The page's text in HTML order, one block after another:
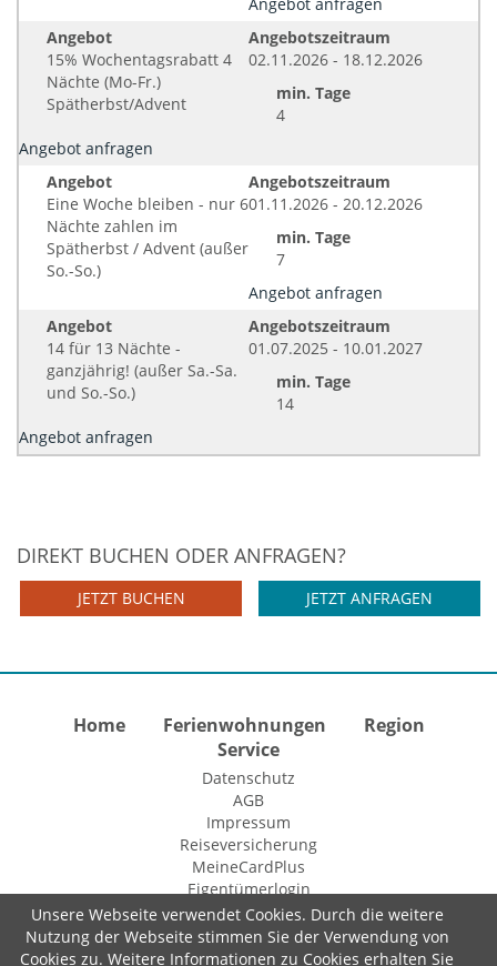
Angebot
15% Wochentagsrabatt 4
Nächte (Mo-Fr.)
Spätherbst/Advent
Angebotszeitraum
02.11.2026 - 18.12.2026
min. Tage
4
Angebot anfragen
Angebot
Eine Woche bleiben - nur 6
Nächte zahlen im
Spätherbst / Advent (außer
So.-So.)
Angebotszeitraum
01.11.2026 - 20.12.2026
min. Tage
7
Angebot anfragen
Angebot
14 für 13 Nächte -
ganzjährig! (außer Sa.-Sa.
und So.-So.)
Angebotszeitraum
01.07.2025 - 10.01.2027
min. Tage
14
Angebot anfragen
DIREKT BUCHEN ODER ANFRAGEN?
JETZT ANFRAGEN
JETZT BUCHEN
Home Ferienwohnungen
Region
Service
Datenschutz
AGB
Impressum
Reiseversicherung
MeineCardPlus
Eigentümerlogin
© 2015 Fewo-Zentrale Willingen
Unsere Webseite verwendet Cookies. Durch die weitere
Nutzung der Webseite stimmen Sie der Verwendung von
Cookies zu. Weitere Informationen zu Cookies erhalten Sie